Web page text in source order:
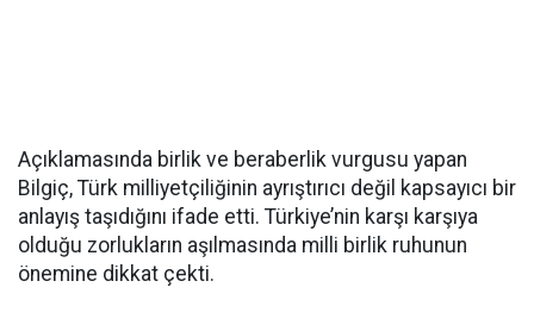
Açıklamasında birlik ve beraberlik vurgusu yapan
Bilgiç, Türk milliyetçiliğinin ayrıştırıcı değil kapsayıcı bir
anlayış taşıdığını ifade etti. Türkiye’nin karşı karşıya
olduğu zorlukların aşılmasında milli birlik ruhunun
önemine dikkat çekti.